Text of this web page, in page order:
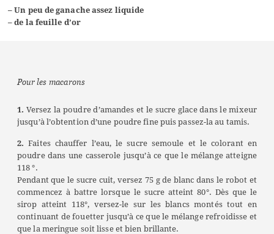
– Un peu de ganache assez liquide
– de la feuille d’or
Pour les macarons
1. Versez la poudre d’amandes et le sucre glace dans le mixeur
jusqu’à l’obtention d’une poudre fine puis passez-la au tamis.
2. Faites chauffer l’eau, le sucre semoule et le colorant en
poudre dans une casserole jusqu’à ce que le mélange atteigne
118 °.
Pendant que le sucre cuit, versez 75 g de blanc dans le robot et
commencez à battre lorsque le sucre atteint 80°. Dès que le
sirop atteint 118°, versez-le sur les blancs montés tout en
continuant de fouetter jusqu’à ce que le mélange refroidisse et
que la meringue soit lisse et bien brillante.